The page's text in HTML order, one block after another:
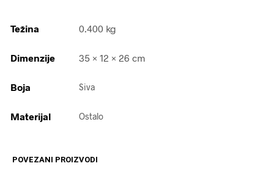
Težina 0.400 kg
Dimenzije 35 × 12 × 26 cm
Boja Siva
Materijal Ostalo
POVEZANI PROIZVODI